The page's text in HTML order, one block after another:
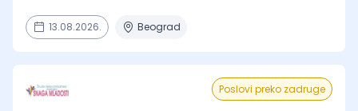
13.08.2026. Beograd
Poslovi preko zadruge